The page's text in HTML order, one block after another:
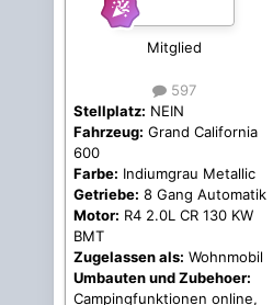
Mitglied
597
Stellplatz: NEIN
Fahrzeug: Grand California
600
Farbe: Indiumgrau Metallic
Getriebe: 8 Gang Automatik
Motor: R4 2.0L CR 130 KW
BMT
Zugelassen als: Wohnmobil
Umbauten und Zubehoer:
Campingfunktionen online,